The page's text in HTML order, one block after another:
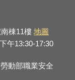
棟11樓 地圖
午13:30-17:30
動部職業安全